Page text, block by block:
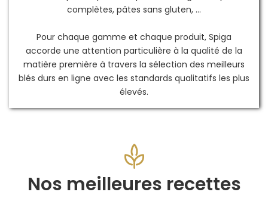
complètes, pâtes sans gluten, …
Pour chaque gamme et chaque produit, Spiga
accorde une attention particulière à la qualité de la
matière première à travers la sélection des meilleurs
blés durs en ligne avec les standards qualitatifs les plus
élevés.
Nos meilleures recettes